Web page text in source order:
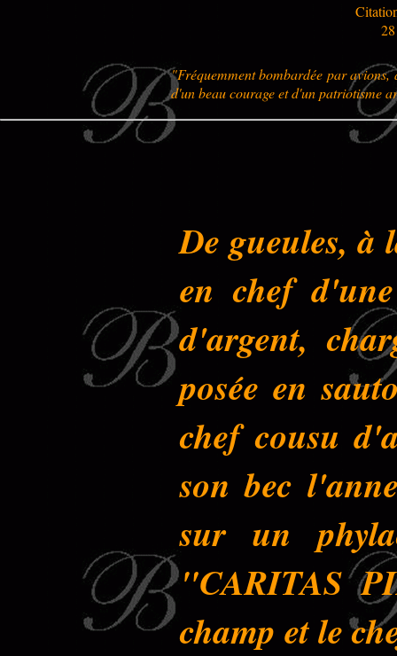
"Fréquemment bombardée par avions,
d'un beau courage et d'un patriotisme
De gueules, à
en chef
d'argent,
posée en
chef cousu
son bec
sur un
"CARITAS
champ et le